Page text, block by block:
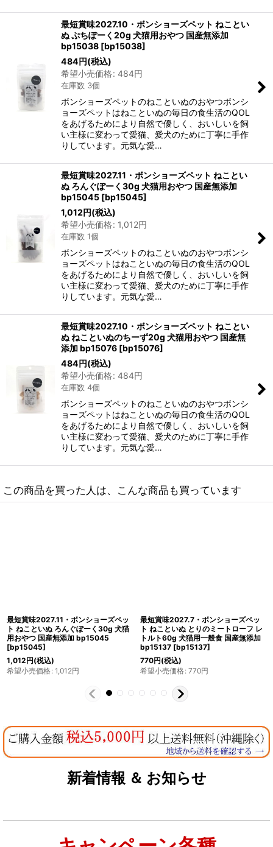
最短賞味2027.10・ボンショーズペット ねことい
ぬ ぷちぽーく20g 犬猫用おやつ 国産無添加
bp15038 [bp15038]
484円(税込)
希望小売価格: 484円
在庫数 3個
ボンショーズペットのねこといぬのおやつボンシ
ョーズペットはねこといぬの毎日の食生活のQOL
をあげるためにより自然で優しく、おいしいを飼
い主様に変わって愛猫、愛犬のために丁寧に手作
りしています。元気な愛…
最短賞味2027.11・ボンショーズペット ねことい
ぬ ろんぐぽーく30g 犬猫用おやつ 国産無添加
bp15045 [bp15045]
1,012円(税込)
希望小売価格: 1,012円
在庫数 1個
ボンショーズペットのねこといぬのおやつボンシ
ョーズペットはねこといぬの毎日の食生活のQOL
をあげるためにより自然で優しく、おいしいを飼
い主様に変わって愛猫、愛犬のために丁寧に手作
りしています。元気な愛…
最短賞味2027.10・ボンショーズペット ねことい
ぬ ねこといぬのちーず20g 犬猫用おやつ 国産無
添加 bp15076 [bp15076]
484円(税込)
希望小売価格: 484円
在庫数 4個
ボンショーズペットのねこといぬのおやつボンシ
ョーズペットはねこといぬの毎日の食生活のQOL
をあげるためにより自然で優しく、おいしいを飼
い主様に変わって愛猫、愛犬のために丁寧に手作
りしています。元気な愛…
この商品を買った人は、こんな商品も買っています
最短賞味2027.4・ボンショーズペッ
ト ねこといぬ カンガルーのサイコロ
ステーキ レトルト60g 犬猫用一般食
国産無添加 bp15229
990円(税込)
希望小売価格: 990 円
最短賞味2027.10・ボンショーズペッ
ト ねこといぬ ねこといぬのちーず
20g 犬猫用おやつ 国産無添加
bp15076 [bp15076
484円(税込)
希望小売価格: 484円
新着情報 ＆ お知らせ